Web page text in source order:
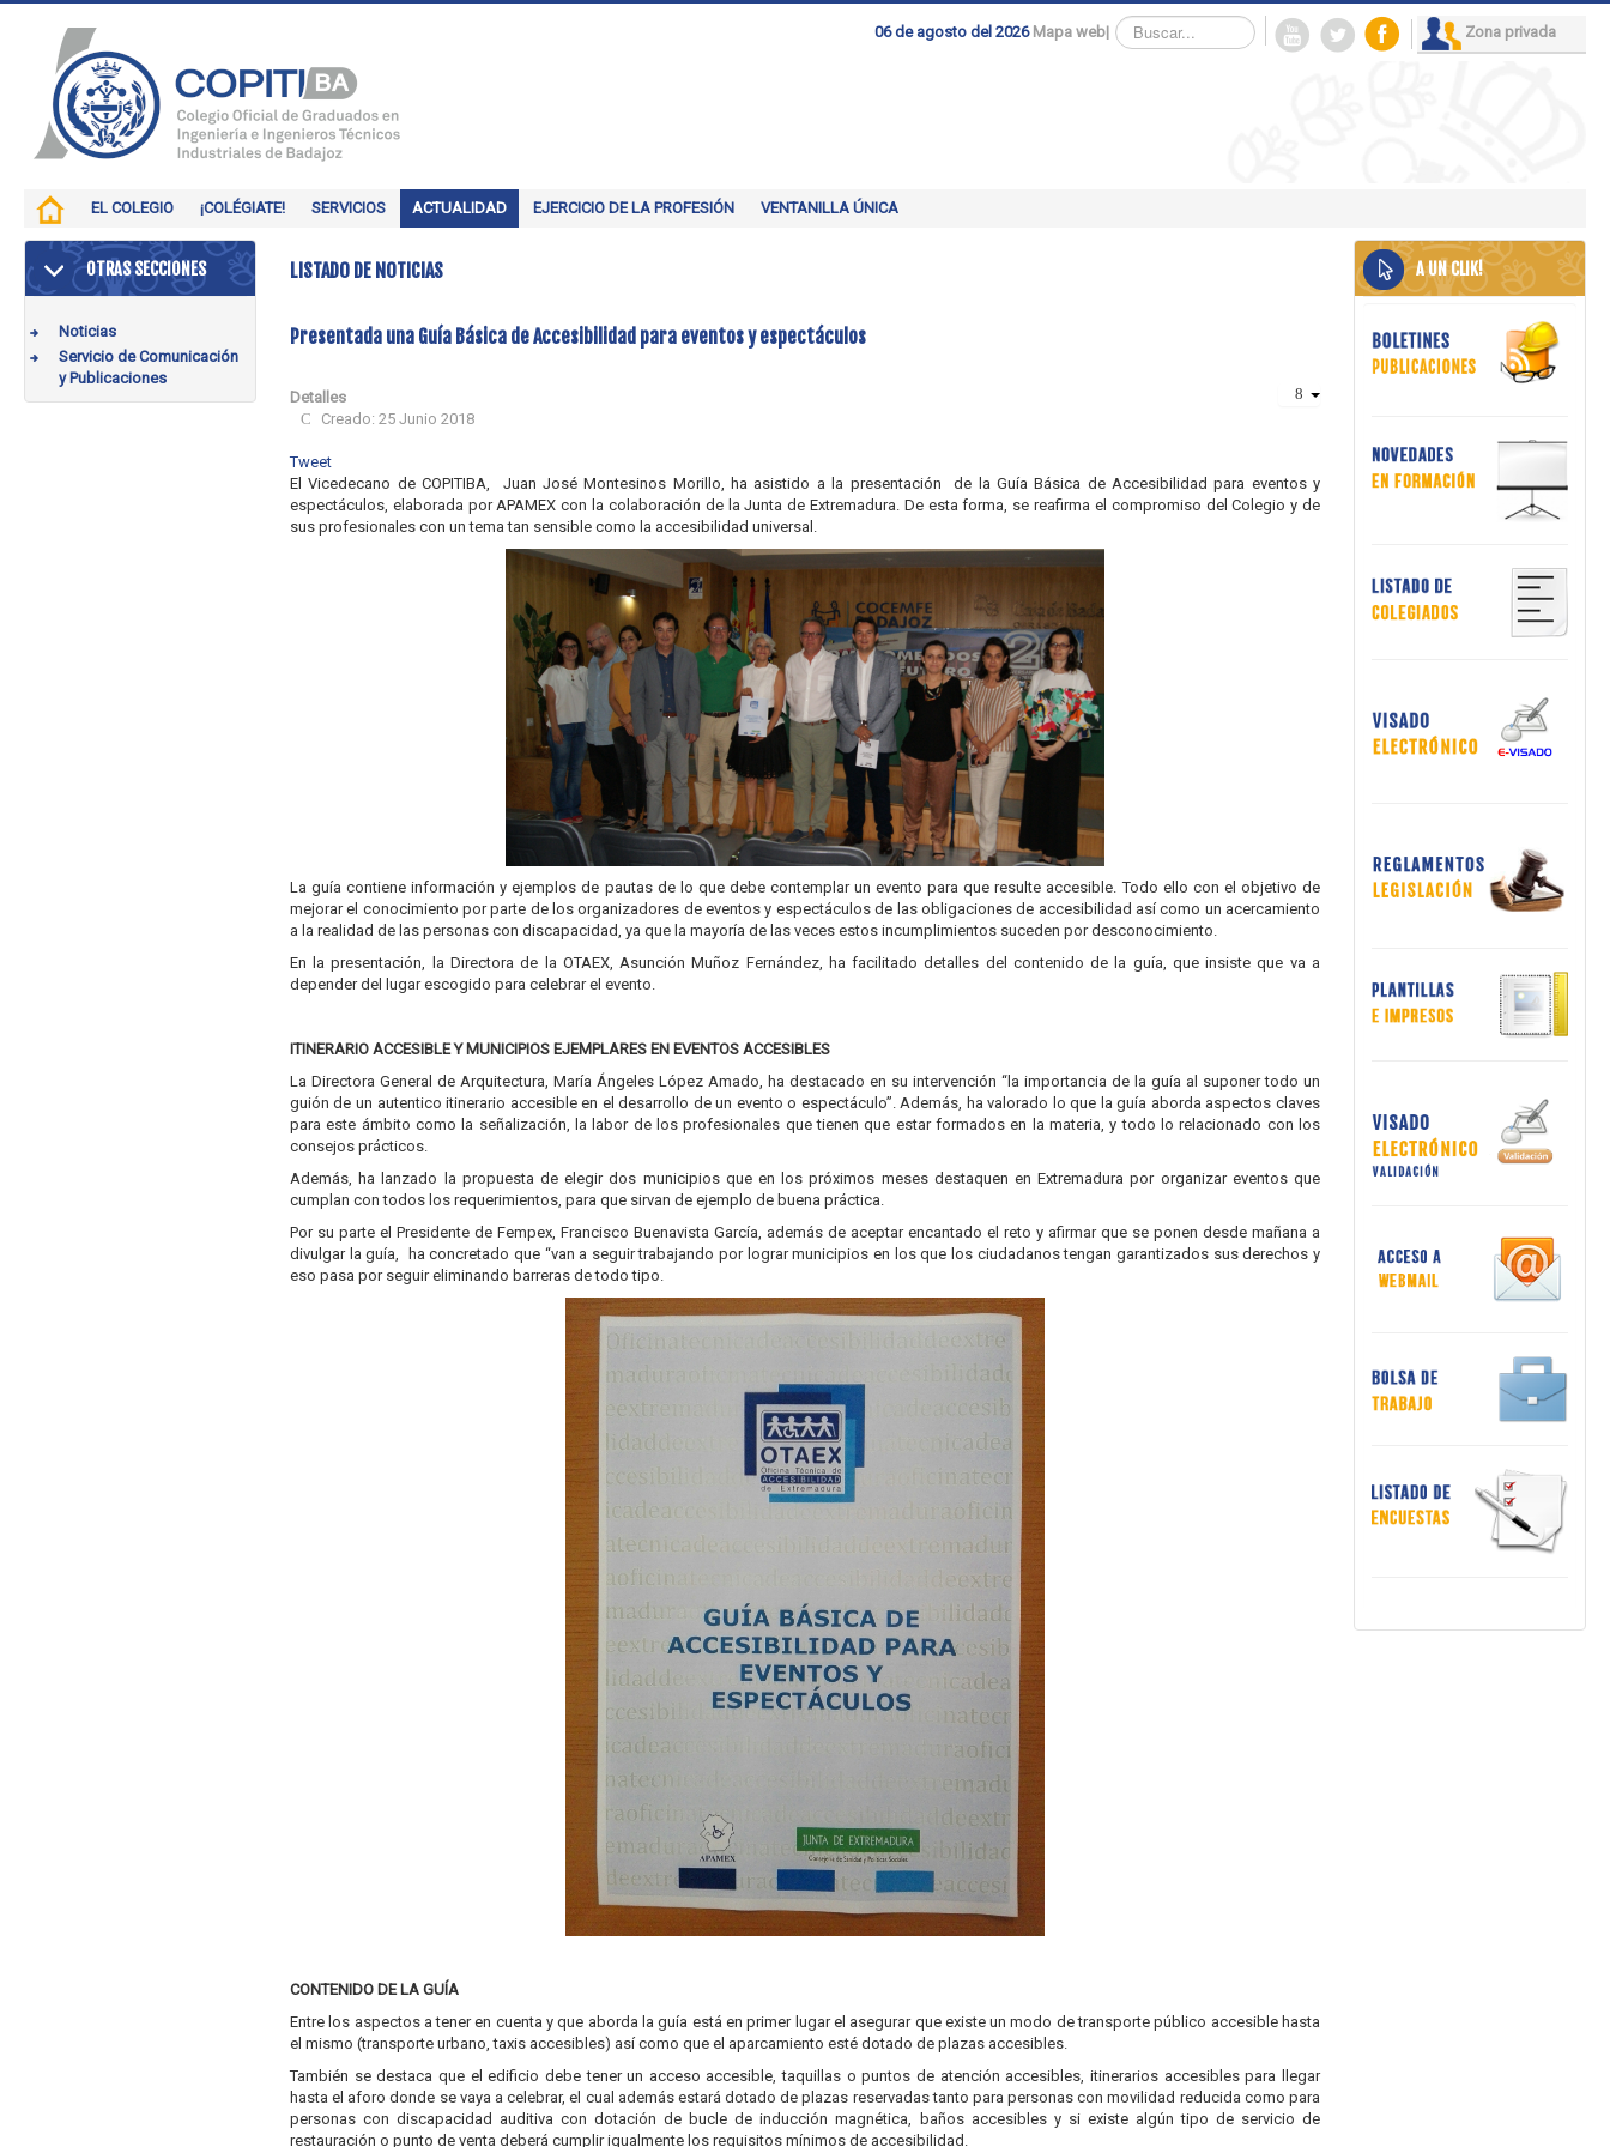
06 de agosto del 2026 Mapa web| Buscar... Zona privada
EL COLEGIO ¡COLÉGIATE! SERVICIOS ACTUALIDAD EJERCICIO DE LA PROFESIÓN VENTANILLA ÚNICA
OTRAS SECCIONES
Noticias
Servicio de Comunicación
y Publicaciones
LISTADO DE NOTICIAS
Presentada una Guía Básica de Accesibilidad para eventos y espectáculos
Detalles
Creado: 25 Junio 2018
Tweet
El Vicedecano de COPITIBA, Juan José Montesinos Morillo, ha asistido a la presentación de la Guía Básica de Accesibilidad para eventos y
espectáculos, elaborada por APAMEX con la colaboración de la Junta de Extremadura. De esta forma, se reafirma el compromiso del Colegio y de
sus profesionales con un tema tan sensible como la accesibilidad universal.
La guía contiene información y ejemplos de pautas de lo que debe contemplar un evento para que resulte accesible. Todo ello con el objetivo de
mejorar el conocimiento por parte de los organizadores de eventos y espectáculos de las obligaciones de accesibilidad así como un acercamiento
a la realidad de las personas con discapacidad, ya que la mayoría de las veces estos incumplimientos suceden por desconocimiento.
En la presentación, la Directora de la OTAEX, Asunción Muñoz Fernández, ha facilitado detalles del contenido de la guía, que insiste que va a
depender del lugar escogido para celebrar el evento.
ITINERARIO ACCESIBLE Y MUNICIPIOS EJEMPLARES EN EVENTOS ACCESIBLES
La Directora General de Arquitectura, María Ángeles López Amado, ha destacado en su intervención “la importancia de la guía al suponer todo un
guión de un autentico itinerario accesible en el desarrollo de un evento o espectáculo”. Además, ha valorado lo que la guía aborda aspectos claves
para este ámbito como la señalización, la labor de los profesionales que tienen que estar formados en la materia, y todo lo relacionado con los
consejos prácticos.
Además, ha lanzado la propuesta de elegir dos municipios que en los próximos meses destaquen en Extremadura por organizar eventos que
cumplan con todos los requerimientos, para que sirvan de ejemplo de buena práctica.
Por su parte el Presidente de Fempex, Francisco Buenavista García, además de aceptar encantado el reto y afirmar que se ponen desde mañana a
divulgar la guía, ha concretado que “van a seguir trabajando por lograr municipios en los que los ciudadanos tengan garantizados sus derechos y
eso pasa por seguir eliminando barreras de todo tipo.
CONTENIDO DE LA GUÍA
Entre los aspectos a tener en cuenta y que aborda la guía está en primer lugar el asegurar que existe un modo de transporte público accesible hasta
el mismo (transporte urbano, taxis accesibles) así como que el aparcamiento esté dotado de plazas accesibles.
También se destaca que el edificio debe tener un acceso accesible, taquillas o puntos de atención accesibles, itinerarios accesibles para llegar
hasta el aforo donde se vaya a celebrar, el cual además estará dotado de plazas reservadas tanto para personas con movilidad reducida como para
personas con discapacidad auditiva con dotación de bucle de inducción magnética, baños accesibles y si existe algún tipo de servicio de
restauración o punto de venta deberá cumplir igualmente los requisitos mínimos de accesibilidad.
A UN CLIK!